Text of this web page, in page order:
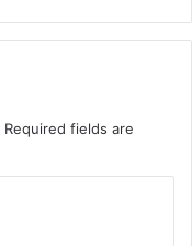
Required fields are